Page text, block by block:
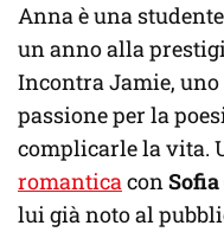
Anna è una
un anno alla
Incontra Jamie,
passione per la
complicarle la vita.
romanticacon
lui già noto al